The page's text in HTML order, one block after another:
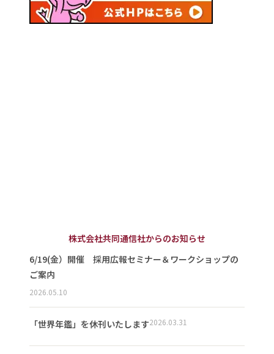
株式会社共同通信社からのお知らせ
6/19(金）開催 採用広報セミナー＆ワークショップの
ご案内
2026.05.10
「世界年鑑」を休刊いたします2026.03.31